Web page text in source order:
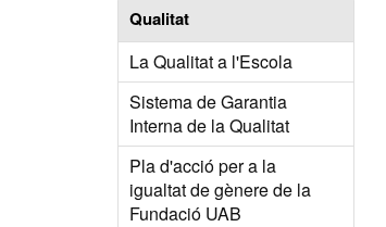
Qualitat
La Qualitat a l'Escola
Sistema de Garantia
Interna de la Qualitat
Pla d'acció per a la
igualtat de gènere de la
Fundació UAB